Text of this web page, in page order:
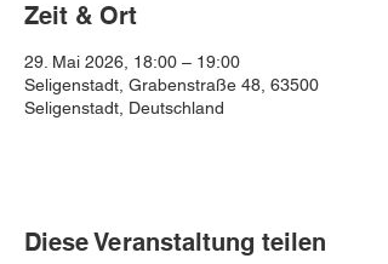
Zeit & Ort
29. Mai 2026, 18:00 – 19:00
Seligenstadt, Grabenstraße 48, 63500
Seligenstadt, Deutschland
Diese Veranstaltung teilen